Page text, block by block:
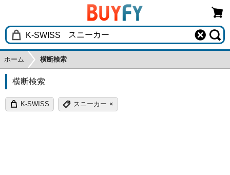
ホーム 横断検索
横断検索
K-SWISS スニーカー ×